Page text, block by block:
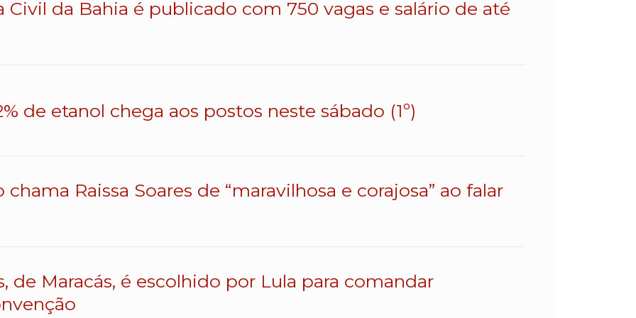
Civil da Bahia é publicado com 750 vagas e salário de até
de etanol chega aos postos neste sábado (1º)
Raissa Soares de “maravilhosa e corajosa” ao falar
de Maracás, é escolhido por Lula para comandar